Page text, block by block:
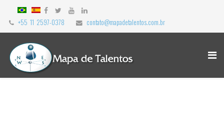
+55 11 2597-0378 contato@mapadetalentos.com.br